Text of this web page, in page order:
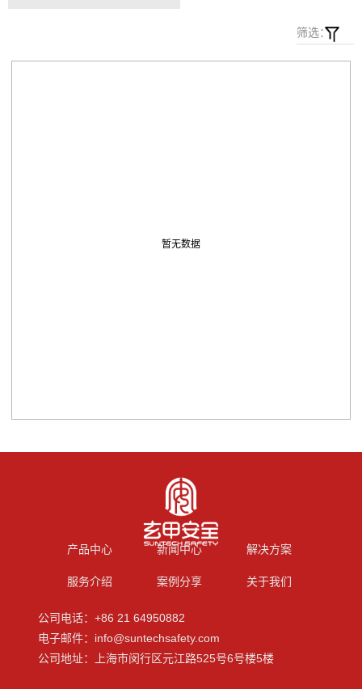
筛选：
暂无数据
产品中心 新闻中心 解决方案
服务介绍 案例分享 关于我们
公司电话：+86 21 64950882
电子邮件：info@suntechsafety.com
公司地址：上海市闵行区元江路525号6号楼5楼